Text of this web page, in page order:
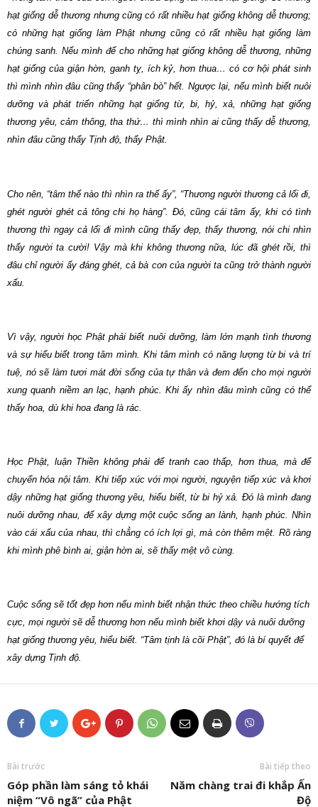
hạt giống dễ thương nhưng cũng có rất nhiều hạt giống không dễ thương;
có những hạt giống làm Phật nhưng cũng có rất nhiều hạt giống làm
chúng sanh. Nếu mình để cho những hạt giống không dễ thương, những
hạt giống của giận hờn, ganh tỵ, ích kỷ, hơn thua… có cơ hội phát sinh
thì mình nhìn đâu cũng thấy “phân bò” hết. Ngược lại, nếu mình biết nuôi
dưỡng và phát triển những hạt giống từ, bi, hỷ, xả, những hạt giống
thương yêu, cảm thông, tha thứ… thì mình nhìn ai cũng thấy dễ thương,
nhìn đâu cũng thấy Tịnh độ, thấy Phật.
Cho nên, “tâm thế nào thì nhìn ra thế ấy”, “Thương người thương cả lối đi,
ghét người ghét cả tông chi họ hàng”. Đó, cũng cái tâm ấy, khi có tình
thương thì ngay cả lối đi mình cũng thấy đẹp, thấy thương, nói chi nhìn
thấy người ta cười! Vậy mà khi không thương nữa, lúc đã ghét rồi, thì
đâu chỉ người ấy đáng ghét, cả bà con của người ta cũng trở thành người
xấu.
Vì vậy, người học Phật phải biết nuôi dưỡng, làm lớn mạnh tình thương
và sự hiểu biết trong tâm mình. Khi tâm mình có năng lượng từ bi và trí
tuệ, nó sẽ làm tươi mát đời sống của tự thân và đem đến cho mọi người
xung quanh niềm an lạc, hạnh phúc. Khi ấy nhìn đâu mình cũng có thể
thấy hoa, dù khi hoa đang là rác.
Học Phật, luận Thiền không phải để tranh cao thấp, hơn thua, mà để
chuyển hóa nội tâm. Khi tiếp xúc với mọi người, nguyện tiếp xúc và khơi
dậy những hạt giống thương yêu, hiểu biết, từ bi hỷ xả. Đó là mình đang
nuôi dưỡng nhau, để xây dựng một cuộc sống an lành, hạnh phúc. Nhìn
vào cái xấu của nhau, thì chẳng có ích lợi gì, mà còn thêm mệt. Rõ ràng
khi mình phê bình ai, giận hờn ai, sẽ thấy mệt vô cùng.
Cuộc sống sẽ tốt đẹp hơn nếu mình biết nhận thức theo chiều hướng tích
cực, mọi người sẽ dễ thương hơn nếu mình biết khơi dậy và nuôi dưỡng
hạt giống thương yêu, hiểu biết. “Tâm tịnh là cõi Phật”, đó là bí quyết để
xây dựng Tịnh độ.
Bài trước
Góp phần làm sáng tỏ khái
niệm “Vô ngã” của Phật
Bài tiếp theo
Năm chàng trai đi khắp Ấn
Độ